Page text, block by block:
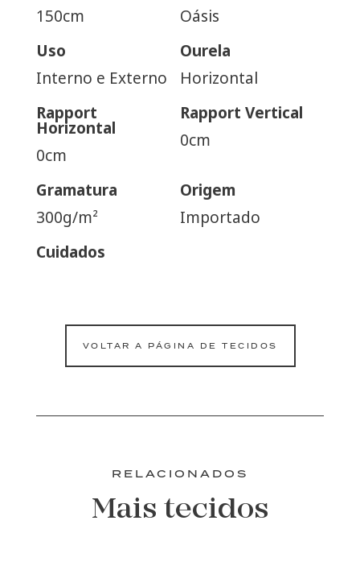
150cm
Oásis
Uso
Interno e Externo
Ourela
Horizontal
Rapport
Horizontal
0cm
Rapport Vertical
0cm
Gramatura
300g/m²
Origem
Importado
Cuidados
VOLTAR A PÁGINA DE TECIDOS
RELACIONADOS
Mais tecidos